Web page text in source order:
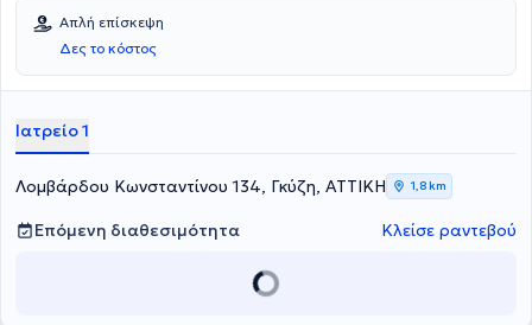
Απλή επίσκεψη
Δες το κόστος
Ιατρείο 1
Λομβάρδου Κωνσταντίνου 134, Γκύζη, ΑΤΤΙΚΗ 1,8 km
Επόμενη διαθεσιμότητα Κλείσε ραντεβού